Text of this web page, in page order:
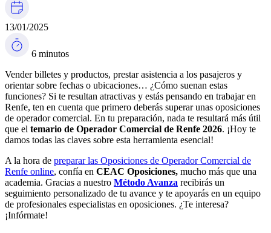
13/01/2025
6 minutos
Vender billetes y productos, prestar asistencia a los pasajeros y
orientar sobre fechas o ubicaciones… ¿Cómo suenan estas
funciones? Si te resultan atractivas y estás pensando en trabajar en
Renfe, ten en cuenta que primero deberás superar unas oposiciones
de operador comercial. En tu preparación, nada te resultará más útil
que el temario de Operador Comercial de Renfe 2026. ¡Hoy te
damos todas las claves sobre esta herramienta esencial!
A la hora de preparar las Oposiciones de Operador Comercial de
Renfe online, confía en CEAC Oposiciones, mucho más que una
academia. Gracias a nuestro Método Avanza recibirás un
seguimiento personalizado de tu avance y te apoyarás en un equipo
de profesionales especialistas en oposiciones. ¿Te interesa?
¡Infórmate!